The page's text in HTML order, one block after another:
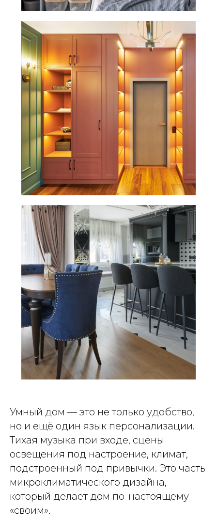
Умный дом — это не только удобство,
но и ещё один язык персонализации.
Тихая музыка при входе, сцены
освещения под настроение, климат,
подстроенный под привычки. Это часть
микроклиматического дизайна,
который делает дом по-настоящему
«своим».